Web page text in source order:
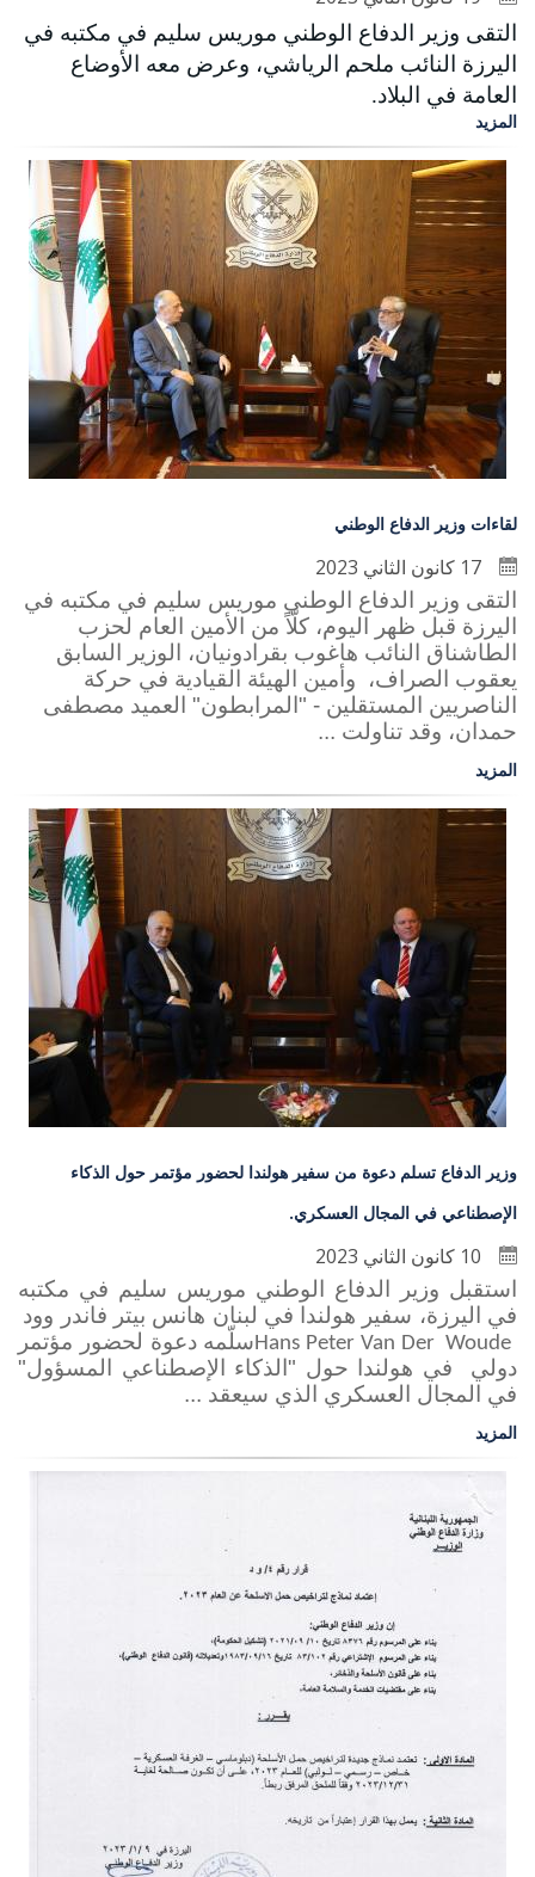
التقى وزير الدفاع الوطني موريس سليم في مكتبه في
اليرزة النائب ملحم الرياشي، وعرض معه الأوضاع
العامة في البلاد.
المزيد
لقاءات وزير الدفاع الوطني
التقى وزير الدفاع الوطني موريس سليم في مكتبه في
اليرزة قبل ظهر اليوم، كلّاً من الأمين العام لحزب
الطاشناق النائب هاغوب بقرادونيان، الوزير السابق
يعقوب الصراف، وأمين الهيئة القيادية في حركة
الناصريين المستقلين - "المرابطون" العميد مصطفى
حمدان، وقد تناولت ...
المزيد
وزير الدفاع تسلم دعوة من سفير هولندا لحضور مؤتمر حول الذكاء
الإصطناعي في المجال العسكري.
استقبل وزير الدفاع الوطني موريس سليم في مكتبه
في اليرزة، سفير هولندا في لبنان هانس بيتر فاندر وود
Hans Peter Van Der Woudeسلّمه دعوة لحضور مؤتمر
دولي في هولندا حول "الذكاء الإصطناعي المسؤول"
في المجال العسكري الذي سيعقد ...
المزيد